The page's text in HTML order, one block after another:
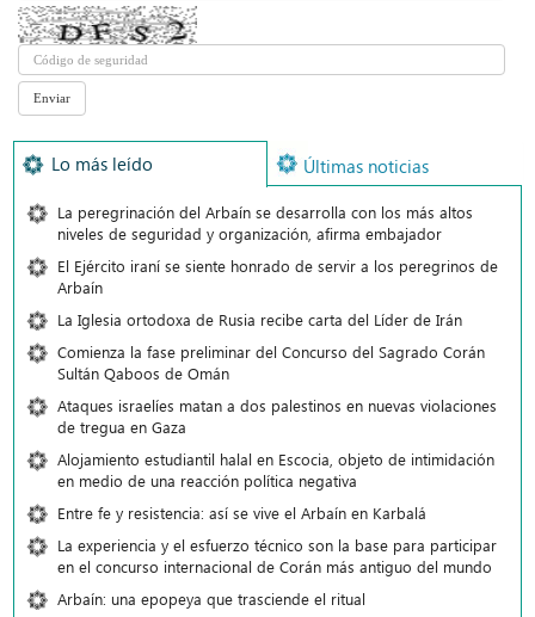
Lo más leído Últimas noticias
La peregrinación del Arbaín se desarrolla con los más altos
niveles de seguridad y organización, afirma embajador
El Ejército iraní se siente honrado de servir a los peregrinos de
Arbaín
La Iglesia ortodoxa de Rusia recibe carta del Líder de Irán
Comienza la fase preliminar del Concurso del Sagrado Corán
Sultán Qaboos de Omán
Ataques israelíes matan a dos palestinos en nuevas violaciones
de tregua en Gaza
Alojamiento estudiantil halal en Escocia, objeto de intimidación
en medio de una reacción política negativa
Entre fe y resistencia: así se vive el Arbaín en Karbalá
La experiencia y el esfuerzo técnico son la base para participar
en el concurso internacional de Corán más antiguo del mundo
Arbaín: una epopeya que trasciende el ritual